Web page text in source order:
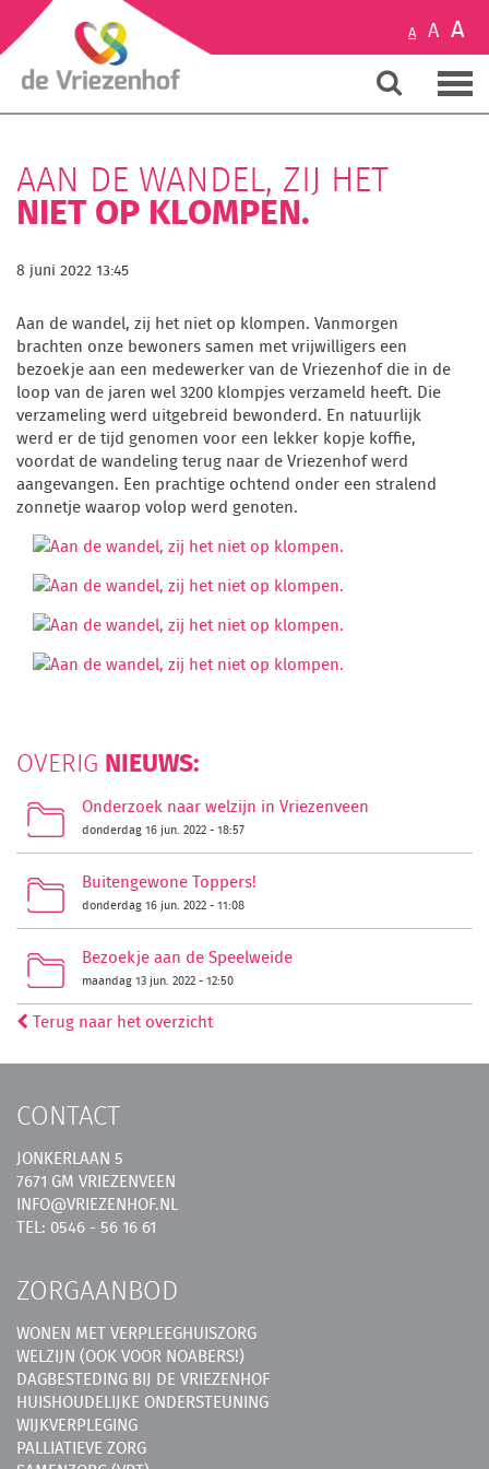
A A A
AAN DE WANDEL, ZIJ HET
NIET OP KLOMPEN.
8 juni 2022 13:45
Aan de wandel, zij het niet op klompen. Vanmorgen
brachten onze bewoners samen met vrijwilligers een
bezoekje aan een medewerker van de Vriezenhof die in de
loop van de jaren wel 3200 klompjes verzameld heeft. Die
verzameling werd uitgebreid bewonderd. En natuurlijk
werd er de tijd genomen voor een lekker kopje koffie,
voordat de wandeling terug naar de Vriezenhof werd
aangevangen. Een prachtige ochtend onder een stralend
zonnetje waarop volop werd genoten.
OVERIG NIEUWS:
Onderzoek naar welzijn in Vriezenveen
donderdag 16 jun. 2022 - 18:57
Buitengewone Toppers!
donderdag 16 jun. 2022 - 11:08
Bezoekje aan de Speelweide
maandag 13 jun. 2022 - 12:50
Terug naar het overzicht
CONTACT
JONKERLAAN 5
7671 GM VRIEZENVEEN
INFO@VRIEZENHOF.NL
TEL: 0546 - 56 16 61
ZORGAANBOD
WONEN MET VERPLEEGHUISZORG
WELZIJN (OOK VOOR NOABERS!)
DAGBESTEDING BIJ DE VRIEZENHOF
HUISHOUDELIJKE ONDERSTEUNING
WIJKVERPLEGING
PALLIATIEVE ZORG